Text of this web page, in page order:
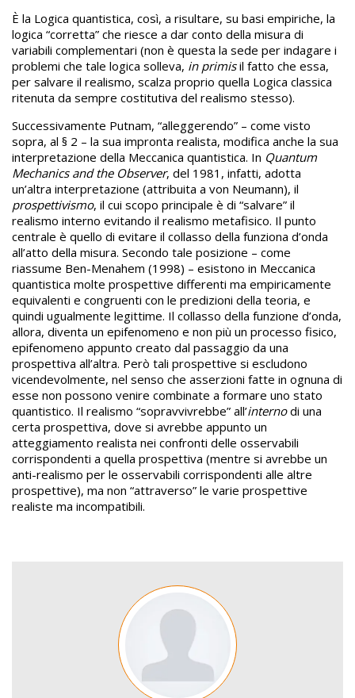
È la Logica quantistica, così, a risultare, su basi empiriche, la
logica “corretta” che riesce a dar conto della misura di
variabili complementari (non è questa la sede per indagare i
problemi che tale logica solleva, in primisil fatto che essa,
per salvare il realismo, scalza proprio quella Logica classica
ritenuta da sempre costitutiva del realismo stesso).
Successivamente Putnam, “alleggerendo” – come visto
sopra, al § 2 – la sua impronta realista, modifica anche la sua
interpretazione della Meccanica quantistica. In Quantum
Mechanics and the Observer, del 1981, infatti, adotta
un’altra interpretazione (attribuita a von Neumann), il
prospettivismo, il cui scopo principale è di “salvare” il
realismo interno evitando il realismo metafisico. Il punto
centrale è quello di evitare il collasso della funziona d’onda
all’atto della misura. Secondo tale posizione – come
riassume Ben-Menahem (1998) – esistono in Meccanica
quantistica molte prospettive differenti ma empiricamente
equivalenti e congruenti con le predizioni della teoria, e
quindi ugualmente legittime. Il collasso della funzione d’onda,
allora, diventa un epifenomeno e non più un processo fisico,
epifenomeno appunto creato dal passaggio da una
prospettiva all’altra. Però tali prospettive si escludono
vicendevolmente, nel senso che asserzioni fatte in ognuna di
esse non possono venire combinate a formare uno stato
quantistico. Il realismo “sopravvivrebbe” all’internodi una
certa prospettiva, dove si avrebbe appunto un
atteggiamento realista nei confronti delle osservabili
corrispondenti a quella prospettiva (mentre si avrebbe un
anti-realismo per le osservabili corrispondenti alle altre
prospettive), ma non “attraverso” le varie prospettive
realiste ma incompatibili.